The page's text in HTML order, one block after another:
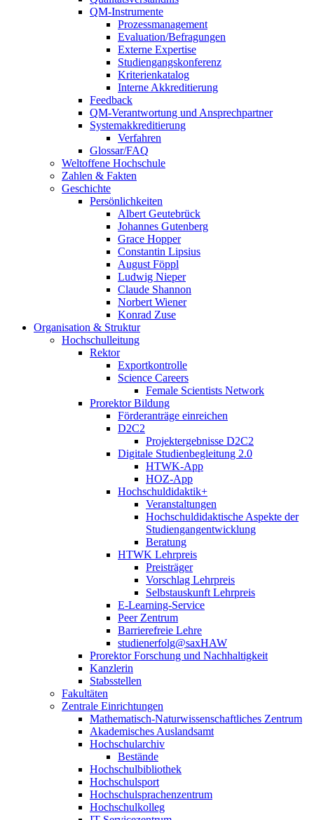
QM-Instrumente
Prozessmanagement
Evaluation/Befragungen
Externe Expertise
Studiengangskonferenz
Kriterienkatalog
Interne Akkreditierung
Feedback
QM-Verantwortung und Ansprechpartner
Systemakkreditierung
Verfahren
Glossar/FAQ
Weltoffene Hochschule
Zahlen & Fakten
Geschichte
Persönlichkeiten
Albert Geutebrück
Johannes Gutenberg
Grace Hopper
Constantin Lipsius
August Föppl
Ludwig Nieper
Claude Shannon
Norbert Wiener
Konrad Zuse
Organisation & Struktur
Hochschulleitung
Rektor
Exportkontrolle
Science Careers
Female Scientists Network
Prorektor Bildung
Förderanträge einreichen
D2C2
Projektergebnisse D2C2
Digitale Studienbegleitung 2.0
HTWK-App
HOZ-App
Hochschuldidaktik+
Veranstaltungen
Hochschuldidaktische Aspekte der
Studiengangentwicklung
Beratung
HTWK Lehrpreis
Preisträger
Vorschlag Lehrpreis
Selbstauskunft Lehrpreis
E-Learning-Service
Peer Zentrum
Barrierefreie Lehre
studienerfolg@saxHAW
Prorektor Forschung und Nachhaltigkeit
Kanzlerin
Stabsstellen
Fakultäten
Zentrale Einrichtungen
Mathematisch-Naturwissenschaftliches Zentrum
Akademisches Auslandsamt
Hochschularchiv
Bestände
Hochschulbibliothek
Hochschulsport
Hochschulsprachenzentrum
Hochschulkolleg